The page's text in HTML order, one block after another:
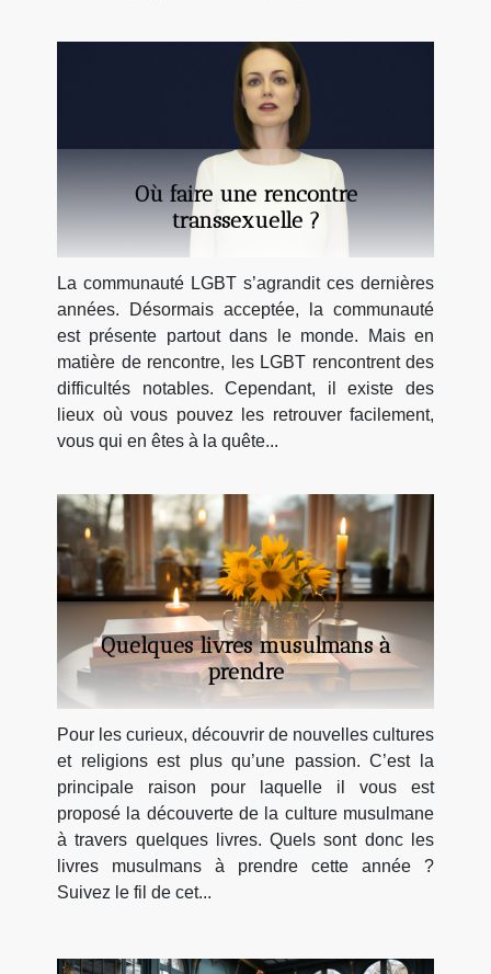
Où faire une rencontre
transsexuelle ?
La communauté LGBT s’agrandit ces dernières
années. Désormais acceptée, la communauté
est présente partout dans le monde. Mais en
matière de rencontre, les LGBT rencontrent des
difficultés notables. Cependant, il existe des
lieux où vous pouvez les retrouver facilement,
vous qui en êtes à la quête...
Quelques livres musulmans à
prendre
Pour les curieux, découvrir de nouvelles cultures
et religions est plus qu’une passion. C’est la
principale raison pour laquelle il vous est
proposé la découverte de la culture musulmane
à travers quelques livres. Quels sont donc les
livres musulmans à prendre cette année ?
Suivez le fil de cet...